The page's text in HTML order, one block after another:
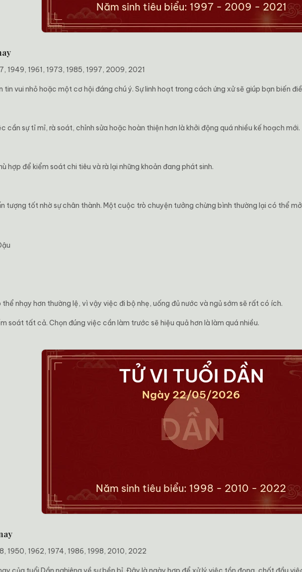
1949, 1961, 1973, 1985, 1997, 2009, 2021
tin vui nhỏ hoặc một cơ hội đáng chú ý. Sự linh hoạt trong cách ứng xử sẽ giúp bạn biến
cần sự tỉ mỉ, rà soát, chỉnh sửa hoặc hoàn thiện hơn là khởi động quá nhiều kế hoạch mới.
hợp để kiểm soát chi tiêu và rà lại những khoản đang phát sinh.
tượng tốt nhờ sự chân thành. Một cuộc trò chuyện tưởng chừng bình thường lại có thể
nhạy hơn thường lệ, vì vậy việc đi bộ nhẹ, uống đủ nước và ngủ sớm sẽ rất có ích.
soát tất cả. Chọn đúng việc cần làm trước sẽ hiệu quả hơn là làm quá nhiều.
1950, 1962, 1974, 1986, 1998, 2010, 2022